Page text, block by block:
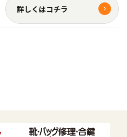
詳しくはコチラ